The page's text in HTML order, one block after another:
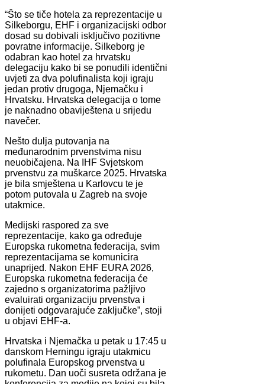
“Što se tiče hotela za reprezentacije u
Silkeborgu, EHF i organizacijski odbor
dosad su dobivali isključivo pozitivne
povratne informacije. Silkeborg je
odabran kao hotel za hrvatsku
delegaciju kako bi se ponudili identični
uvjeti za dva polufinalista koji igraju
jedan protiv drugoga, Njemačku i
Hrvatsku. Hrvatska delegacija o tome
je naknadno obaviještena u srijedu
navečer.
Nešto dulja putovanja na
međunarodnim prvenstvima nisu
neuobičajena. Na IHF Svjetskom
prvenstvu za muškarce 2025. Hrvatska
je bila smještena u Karlovcu te je
potom putovala u Zagreb na svoje
utakmice.
Medijski raspored za sve
reprezentacije, kako ga određuje
Europska rukometna federacija, svim
reprezentacijama se komunicira
unaprijed. Nakon EHF EURA 2026,
Europska rukometna federacija će
zajedno s organizatorima pažljivo
evaluirati organizaciju prvenstva i
donijeti odgovarajuće zaključke”, stoji
u objavi EHF-a.
Hrvatska i Njemačka u petak u 17:45 u
danskom Herningu igraju utakmicu
polufinala Europskog prvenstva u
rukometu. Dan uoči susreta održana je